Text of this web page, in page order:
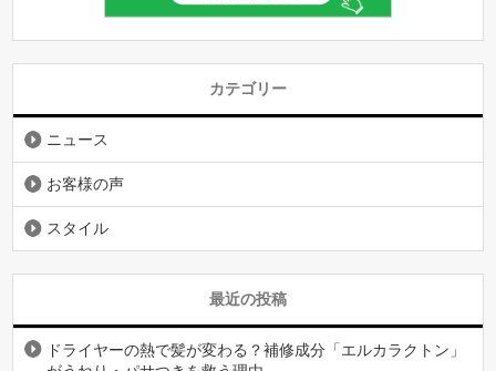
カテゴリー
ニュース
お客様の声
スタイル
最近の投稿
ドライヤーの熱で髪が変わる？補修成分「エルカラクトン」